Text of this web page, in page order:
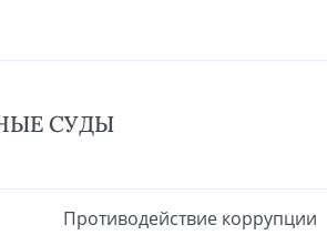
СУДЫ
Противодействие коррупции